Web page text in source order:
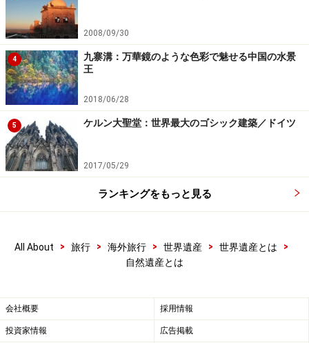
ものが世界遺産リストに掲載される。不登録の決議を受
けた場合は再推薦が認められない。
※記事内容は執筆時点のものです。最新の内容をご確認くださ
い。
※海外を訪れる際には最新情報の入手に努め、「
ホームページ
」を確認するなど、安全確保に十分注意を払ってく
ださい。
2008/09/30
4
九寨溝：万華鏡のような色彩で魅せる中国の水景
王
2018/06/28
5 ケルン大聖堂：世界最大のゴシック建築／ドイツ
2017/05/29
ランキングをもっと見る
All About > 旅行 > 海外旅行 > 世界遺産 > 世界遺産とは
>
自然遺産とは
会社概要 採用情報
投資家情報 広告掲載